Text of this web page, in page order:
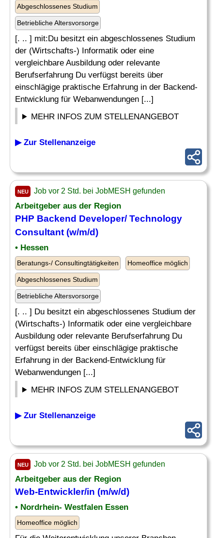
Abgeschlossenes Studium
Betriebliche Altersvorsorge
[. .. ] mit:Du besitzt ein abgeschlossenes Studium
der (Wirtschafts-) Informatik oder eine
vergleichbare Ausbildung oder relevante
Berufserfahrung Du verfügst bereits über
einschlägige praktische Erfahrung in der Backend-
Entwicklung für Webanwendungen [...]
MEHR INFOS ZUM STELLENANGEBOT
▶ Zur Stellenanzeige
NEU Job vor 2 Std. bei JobMESH gefunden
Arbeitgeber aus der Region
PHP Backend Developer/ Technology
Consultant (w/m/d)
• Hessen
Beratungs-/ Consultingtätigkeiten Homeoffice möglich
Abgeschlossenes Studium
Betriebliche Altersvorsorge
[. .. ] Du besitzt ein abgeschlossenes Studium der
(Wirtschafts-) Informatik oder eine vergleichbare
Ausbildung oder relevante Berufserfahrung Du
verfügst bereits über einschlägige praktische
Erfahrung in der Backend-Entwicklung für
Webanwendungen [...]
MEHR INFOS ZUM STELLENANGEBOT
▶ Zur Stellenanzeige
NEU Job vor 2 Std. bei JobMESH gefunden
Arbeitgeber aus der Region
Web-Entwickler/in (m/w/d)
• Nordrhein- Westfalen Essen
Homeoffice möglich